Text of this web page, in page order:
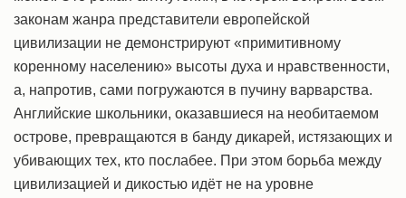
законам жанра представители европейской
цивилизации не демонстрируют «примитивному
коренному населению» высоты духа и нравственности,
а, напротив, сами погружаются в пучину варварства.
Английские школьники, оказавшиеся на необитаемом
острове, превращаются в банду дикарей, истязающих и
убивающих тех, кто послабее. При этом борьба между
цивилизацией и дикостью идёт не на уровне